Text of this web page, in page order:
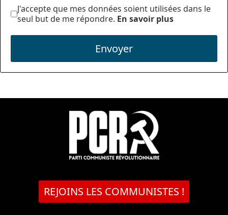
J'accepte que mes données soient utilisées dans le
seul but de me répondre. En savoir plus
Envoyer
REJOINS LES COMMUNISTES !